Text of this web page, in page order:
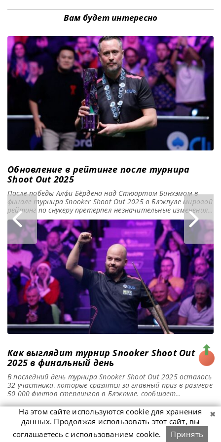
высказал в недавнем
выпуске подкаста
Snooker Club, касаясь
Shanghai Masters. По
и был вынужден
отказаться от
участия в ряде
после того, как
получил травму
спины во время
посещения
аттракциона.
Спортсмен,
занимающий 74-е
место в мировом
рейтинге,
продемонстрировал
многообещающие
Вам будет интересно
Обновление в рейтинге после турнира
Shoot Out 2025
После победы Алфи Бёрдена над Стюартом Бинхэмом в
финале турнира Snooker Shoot Out 2025 в Блэкпуле мировой
рейтинг по снукеру претерпел незначительные изменения,
сообщает SnookerHQ Турнир Snooker Shoot Out, возможно,
не вызвал кардинальных перемен в рейтинге, но несколько
небольших изменений все же могут иметь серьезные
последствия в дальнейшем сезоне. Алфи Бёрден стал
вторым игроком в
Как выглядит турнир Snooker Shoot Out
2025 в финальный день
В последний день турнира Snooker Shoot Out 2025 осталось
32 участника, которые сразятся за главный приз в размере
50 000 фунтов стерлингов в Блэкпуле, сообщает
SnookerHQ Из 128 игроков, участвовавших в турнире
Snooker Shoot Out 2025, в Tower Circus в Блэкпуле осталось
только 32. В течение первых трех дней этого быстрого
рейтингового турнира игроки одержали
Комментарии
На этом сайте используются cookie для хранения
данных. Продолжая использовать этот сайт, вы
соглашаетесь с использованием cookie.
Принять